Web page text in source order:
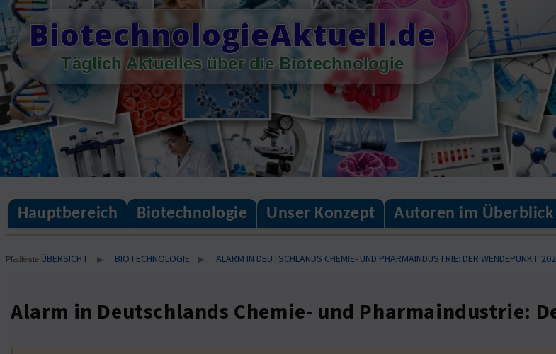
Skip
to
content
BiotechnologieAktuell.de
Täglich Aktuelles über die Biotechnologie
Hauptbereich Biotechnologie Unser Konzept Autoren im Überblick
Pfadleiste ÜBERSICHT ▶ BIOTECHNOLOGIE ▶ ALARM IN DEUTSCHLANDS CHEMIE- UND PHARMAINDUSTRIE: DER WENDEPUNKT
Alarm in Deutschlands Chemie- und Pharmaindustrie: